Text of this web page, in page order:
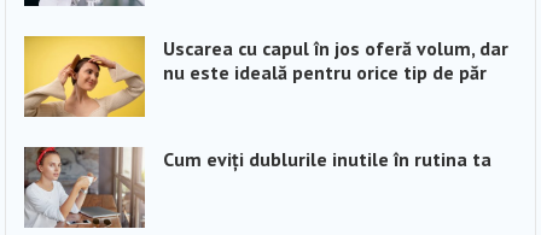
Uscarea cu capul în jos oferă volum, dar
nu este ideală pentru orice tip de păr
Cum eviți dublurile inutile în rutina ta